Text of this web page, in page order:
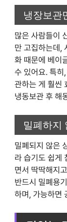
냉장보관
많은 사람들이
만 고집하는데,
화 때문에 베이
수 있어요. 특히
관하는 게 훨씬
냉동보관 후 해
밀폐하지
밀폐되지 않은
라 습기도 쉽게
면서 딱딱해지
반드시 밀폐용
하며, 가능하면